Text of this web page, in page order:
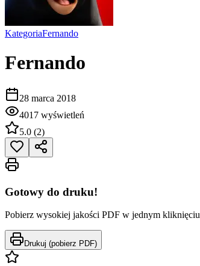
KategoriaFernando
Fernando
28 marca 2018
4017 wyświetleń
5.0 (2)
Gotowy do druku!
Pobierz wysokiej jakości PDF w jednym kliknięciu
Drukuj (pobierz PDF)